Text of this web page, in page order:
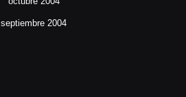
septiembre 2004